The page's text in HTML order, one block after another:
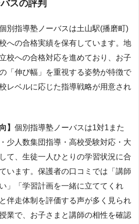
スの評判
別指導塾ノーバスは土山駅(播磨町)
への合格実績を保有しています。地
校への合格対応を進めており、お子
「伸び幅」を重視する姿勢が特徴で
レベルに応じた指導戦略が用意され
】 個別指導塾ノーバスは1対1また
少人数集団指導・高校受験対応・大
て、生徒一人ひとりの学習状況に合
います。保護者の口コミでは「講師
」「学習計画を一緒に立ててくれ
伴走体制を評価する声が多く見られ
業で、お子さまと講師の相性を確認